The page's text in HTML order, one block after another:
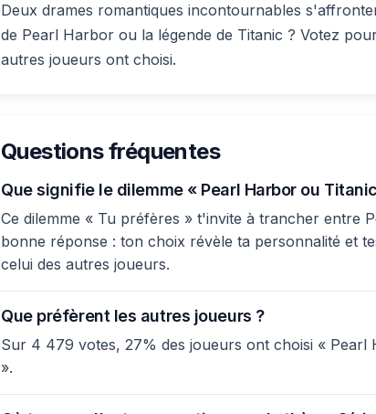
Deux drames romantiques incontournables
de Pearl Harbor ou la légende de Titanic ? Votez
autres joueurs ont choisi.
Questions fréquentes
Que signifie le dilemme « Pearl Harbor ou
Ce dilemme « Tu préfères » t'invite à trancher entre
bonne réponse : ton choix révèle ta personnalité et
celui des autres joueurs.
Que préfèrent les autres joueurs ?
Sur 4 479 votes, 27% des joueurs ont choisi «
».